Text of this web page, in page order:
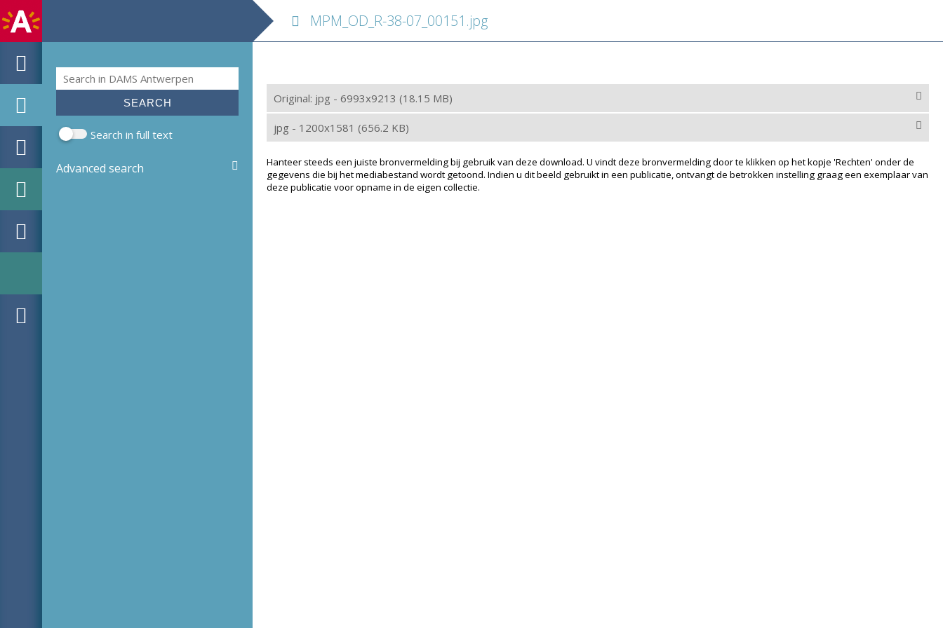
Search form
Search
Search in full text
Advanced search
MPM_OD_R-38-07_00151.jpg
Original: jpg - 6993x9213 (18.15 MB)
jpg - 1200x1581 (656.2 KB)
Hanteer steeds een juiste bronvermelding bij gebruik van deze download. U vindt deze bronvermelding door te klikken op het kopje 'Rechten' onder de
gegevens die bij het mediabestand wordt getoond. Indien u dit beeld gebruikt in een publicatie, ontvangt de betrokken instelling graag een exemplaar van
deze publicatie voor opname in de eigen collectie.